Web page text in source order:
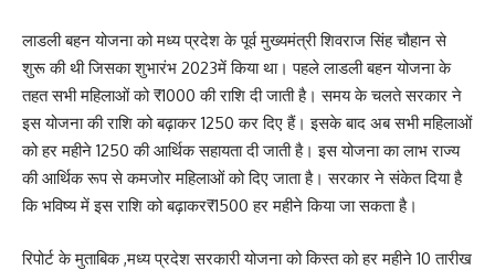
लाडली बहन योजना को मध्य प्रदेश के पूर्व मुख्यमंत्री शिवराज सिंह चौहान से
शुरू की थी जिसका शुभारंभ 2023में किया था। पहले लाडली बहन योजना के
तहत सभी महिलाओं को ₹1000 की राशि दी जाती है। समय के चलते सरकार ने
इस योजना की राशि को बढ़ाकर 1250 कर दिए हैं। इसके बाद अब सभी महिलाओं
को हर महीने 1250 की आर्थिक सहायता दी जाती है। इस योजना का लाभ राज्य
की आर्थिक रूप से कमजोर महिलाओं को दिए जाता है। सरकार ने संकेत दिया है
कि भविष्य में इस राशि को बढ़ाकर₹1500 हर महीने किया जा सकता है।
रिपोर्ट के मुताबिक ,मध्य प्रदेश सरकारी योजना को किस्त को हर महीने 10 तारीख